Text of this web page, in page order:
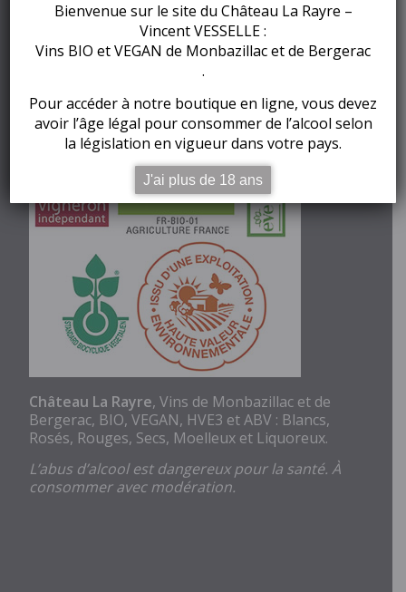
Château La Rayre, Vins de Monbazillac et de
Bergerac, BIO, VEGAN, HVE3 et ABV : Blancs,
Rosés, Rouges, Secs, Moelleux et Liquoreux.
L’abus d’alcool est dangereux pour la santé. À
consommer avec modération.
Bienvenue sur le site du Château La Rayre –
Vincent VESSELLE :
Vins BIO et VEGAN de Monbazillac et de Bergerac
.
Pour accéder à notre boutique en ligne, vous devez
avoir l’âge légal pour consommer de l’alcool selon
la législation en vigueur dans votre pays.
J'ai plus de 18 ans